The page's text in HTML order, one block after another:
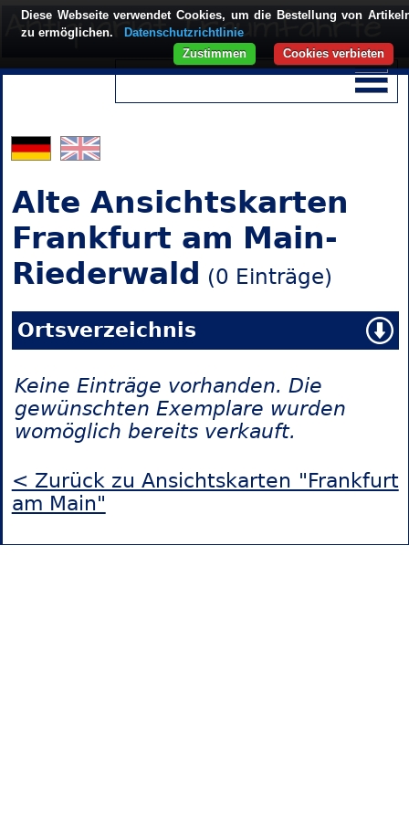
Alte Ansichtskarten
Frankfurt am Main-
Riederwald (0 Einträge)
Ortsverzeichnis
Keine Einträge vorhanden. Die
gewünschten Exemplare wurden
womöglich bereits verkauft.
< Zurück zu Ansichtskarten "Frankfurt
am Main"
Diese Webseite verwendet Cookies, um die Bestellung von
zu ermöglichen.
Datenschutzrichtlinie
Cookies verbieten
Zustimmen